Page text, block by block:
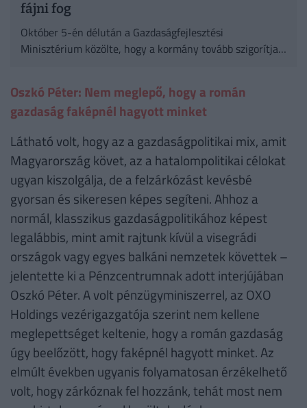
fájni fog
Október 5-én délután a Gazdaságfejlesztési
Minisztérium közölte, hogy a kormány tovább szigorítja a
Oszkó Péter: Nem meglepő, hogy a román
gazdaság faképnél hagyott minket
Látható volt, hogy az a gazdaságpolitikai mix, amit
Magyarország követ, az a hatalompolitikai célokat
ugyan kiszolgálja, de a felzárkózást kevésbé
gyorsan és sikeresen képes segíteni. Ahhoz a
normál, klasszikus gazdaságpolitikához képest
legalábbis, mint amit rajtunk kívül a visegrádi
országok vagy egyes balkáni nemzetek követtek –
jelentette ki a Pénzcentrumnak adott interjújában
Oszkó Péter. A volt pénzügyminiszerrel, az OXO
Holdings vezérigazgatója szerint nem kellene
meglepettséget keltenie, hogy a román gazdaság
úgy beelőzött, hogy faképnél hagyott minket. Az
elmúlt években ugyanis folyamatosan érzékelhető
volt, hogy zárkóznak fel hozzánk, tehát most nem